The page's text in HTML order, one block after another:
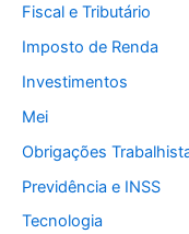
Fiscal e Tributário
Imposto de Renda
Investimentos
Mei
Obrigações
Previdência e INSS
Tecnologia